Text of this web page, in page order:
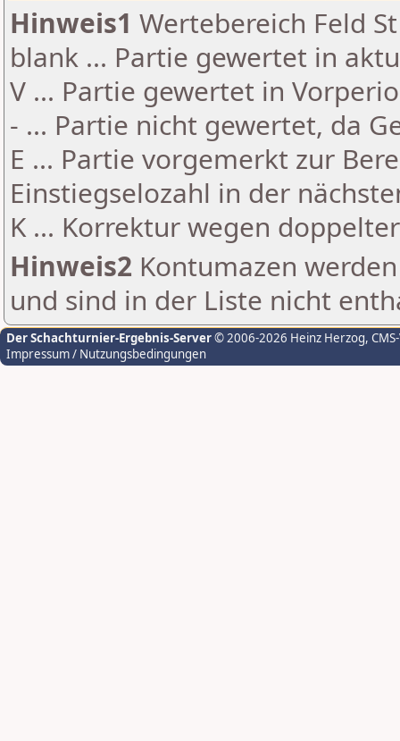
Hinweis1 Wertebereich Feld
blank ... Partie gewertet in
V ... Partie gewertet in
- ... Partie nicht gewertet, da
E ... Partie vorgemerkt zur
Einstiegselozahl in der
K ... Korrektur wegen
Hinweis2 Kontumazen
und sind in der Liste nicht
Der Schachturnier-Ergebnis-Server© 2006-2026 Heinz Herzog,
Impressum / Nutzungsbedingungen